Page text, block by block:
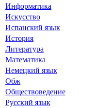
Информатика
Искусство
Испанский язык
История
Литература
Математика
Немецкий язык
Обж
Обществоведение
Русский язык